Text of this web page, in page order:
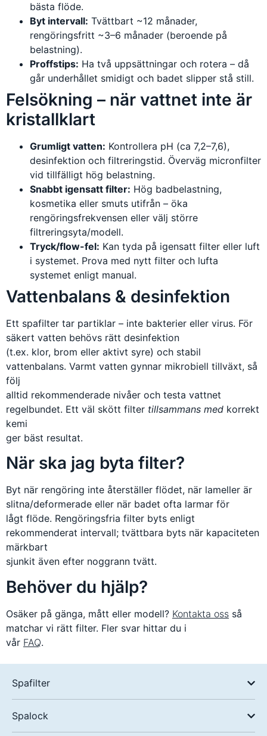
bästa flöde.
Byt intervall: Tvättbart ~12 månader,
rengöringsfritt ~3–6 månader (beroende på
belastning).
Proffstips: Ha två uppsättningar och rotera – då
går underhållet smidigt och badet slipper stå still.
Felsökning – när vattnet inte är
kristallklart
Grumligt vatten: Kontrollera pH (ca 7,2–7,6),
desinfektion och filtreringstid. Överväg micronfilter
vid tillfälligt hög belastning.
Snabbt igensatt filter: Hög badbelastning,
kosmetika eller smuts utifrån – öka
rengöringsfrekvensen eller välj större
filtreringsyta/modell.
Tryck/flow-fel: Kan tyda på igensatt filter eller luft
i systemet. Prova med nytt filter och lufta
systemet enligt manual.
Vattenbalans & desinfektion
Ett spafilter tar partiklar – inte bakterier eller virus. För
säkert vatten behövs rätt desinfektion
(t.ex. klor, brom eller aktivt syre) och stabil
vattenbalans. Varmt vatten gynnar mikrobiell tillväxt, så
följ
alltid rekommenderade nivåer och testa vattnet
regelbundet. Ett väl skött filter tillsammans med korrekt
kemi
ger bäst resultat.
När ska jag byta filter?
Byt när rengöring inte återställer flödet, när lameller är
slitna/deformerade eller när badet ofta larmar för
lågt flöde. Rengöringsfria filter byts enligt
rekommenderat intervall; tvättbara byts när kapaciteten
märkbart
sjunkit även efter noggrann tvätt.
Behöver du hjälp?
Osäker på gänga, mått eller modell? Kontakta oss så
matchar vi rätt filter. Fler svar hittar du i
vår FAQ.
Spafilter
Spalock